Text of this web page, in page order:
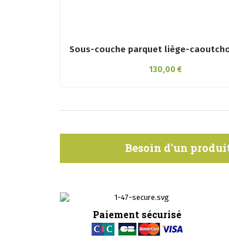
Sous-couche parquet liège-
130,00 €
Besoin d'un
Paiement sécurisé